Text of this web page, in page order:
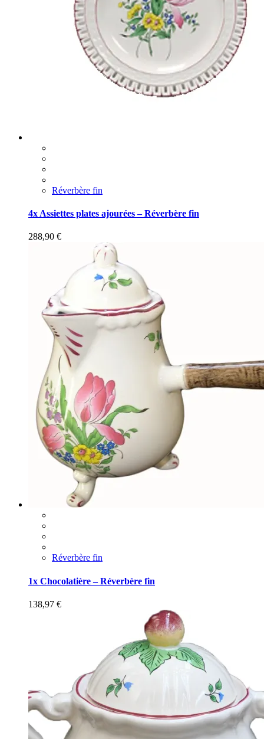
Réverbère fin
4x Assiettes plates ajourées – Réverbère fin
288,90 €
Réverbère fin
1x Chocolatière – Réverbère fin
138,97 €